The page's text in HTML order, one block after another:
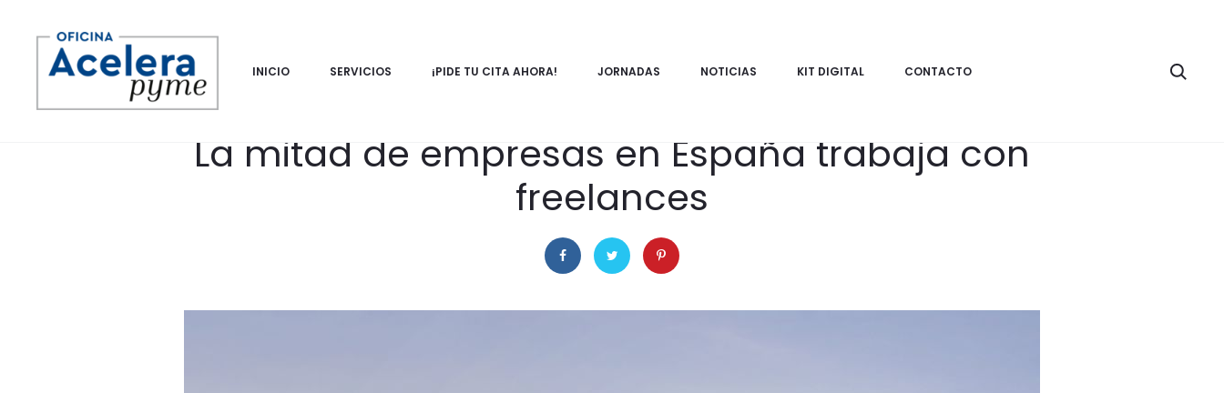
INICIO SERVICIOS ¡PIDE TU CITA AHORA! JORNADAS NOTICIAS KIT DIGITAL CONTACTO
La mitad de empresas en España trabaja con
freelances